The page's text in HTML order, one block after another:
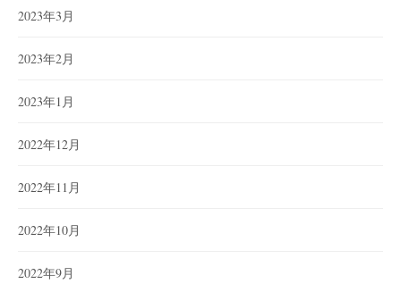
2023年3月
2023年2月
2023年1月
2022年12月
2022年11月
2022年10月
2022年9月